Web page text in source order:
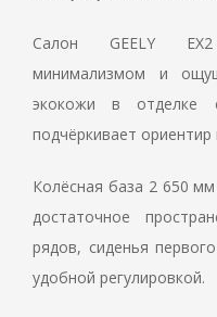
Салон GEELY
минимализмом и
экокожи в отделке
подчёркивает
Колёсная база 2 650
достаточное
рядов, сиденья
удобной регулировкой.